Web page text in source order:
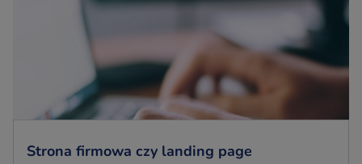
Strona firmowa czy landing page